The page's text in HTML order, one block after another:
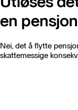
en
Nei, det å flytte
skattemessige